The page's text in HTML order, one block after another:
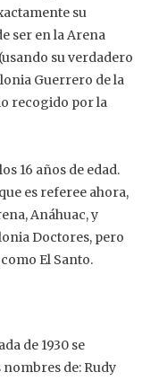
su
ser en la Arena
su verdadero
Guerrero de la
recogido por la
16 años de edad.
es referee ahora,
Anáhuac, y
Doctores, pero
El Santo.
de 1930 se
de: Rudy